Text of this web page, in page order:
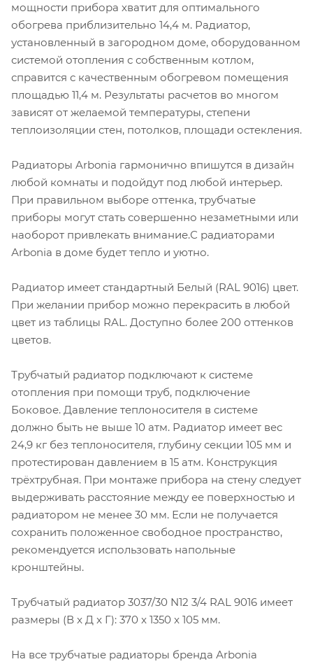
мощности прибора хватит для оптимального
обогрева приблизительно 14,4 м. Радиатор,
установленный в загородном доме, оборудованном
системой отопления с собственным котлом,
справится с качественным обогревом помещения
площадью 11,4 м. Результаты расчетов во многом
зависят от желаемой температуры, степени
теплоизоляции стен, потолков, площади остекления.
Радиаторы Arbonia гармонично впишутся в дизайн
любой комнаты и подойдут под любой интерьер.
При правильном выборе оттенка, трубчатые
приборы могут стать совершенно незаметными или
наоборот привлекать внимание.С радиаторами
Аrbonia в доме будет тепло и уютно.
Радиатор имеет стандартный Белый (RAL 9016) цвет.
При желании прибор можно перекрасить в любой
цвет из таблицы RAL. Доступно более 200 оттенков
цветов.
Трубчатый радиатор подключают к системе
отопления при помощи труб, подключение
Боковое. Давление теплоносителя в системе
должно быть не выше 10 атм. Радиатор имеет вес
24,9 кг без теплоносителя, глубину секции 105 мм и
протестирован давлением в 15 атм. Конструкция
трёхтрубная. При монтаже прибора на стену следует
выдерживать расстояние между ее поверхностью и
радиатором не менее 30 мм. Если не получается
сохранить положенное свободное пространство,
рекомендуется использовать напольные
кронштейны.
Трубчатый радиатор 3037/30 N12 3/4 RAL 9016 имеет
размеры (В x Д x Г): 370 x 1350 x 105 мм.
На все трубчатые радиаторы бренда Аrbonia